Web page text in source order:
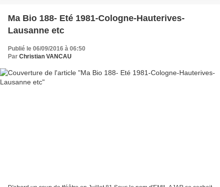
Ma Bio 188- Eté 1981-Cologne-Hauterives-
Lausanne etc
Publié le 06/09/2016 à 06:50
Par Christian VANCAU